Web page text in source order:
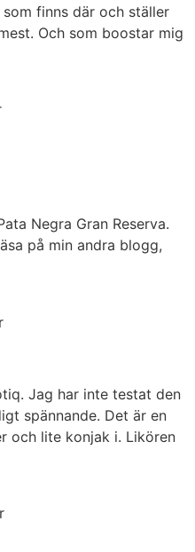
finns där och ställer
Och som boostar mig
Negra Gran Reserva.
på min andra blogg,
Jag har inte testat den
spännande. Det är en
och lite konjak i. Likören